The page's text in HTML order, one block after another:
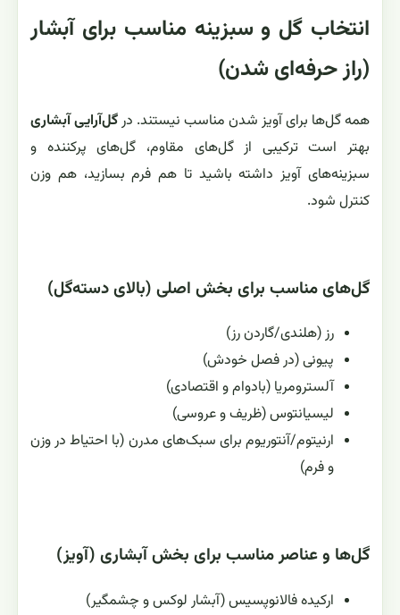
انتخاب گل و سبزینه مناسب برای آبشار
(راز حرفه‌ای شدن)
همه گل‌ها برای آویز شدن مناسب نیستند. درگل‌آرایی آبشاری
بهتر است ترکیبی از گل‌های مقاوم، گل‌های پرکننده و
سبزینه‌های آویز داشته باشید تا هم فرم بسازید، هم وزن
کنترل شود.
گل‌های مناسب برای بخش اصلی (بالای دسته‌گل)
رز (هلندی/گاردن رز)
پیونی (در فصل خودش)
آلسترومریا (بادوام و اقتصادی)
لیسیانتوس (ظریف و عروسی)
ارنیتوم/آنتوریوم برای سبک‌های مدرن (با احتیاط در وزن
و فرم)
گل‌ها و عناصر مناسب برای بخش آبشاری (آویز)
ارکیده فالانوپسیس (آبشار لوکس و چشمگیر)